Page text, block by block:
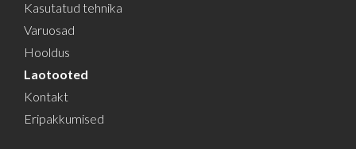
Kasutatud tehnika
Varuosad
Hooldus
Laotooted
Kontakt
Eripakkumised